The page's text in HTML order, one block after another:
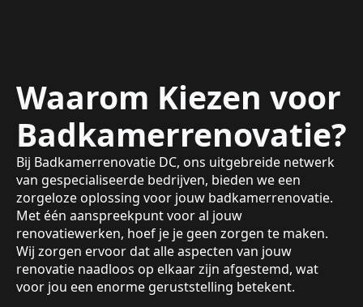
Waarom Kiezen voor
Badkamerrenovatie?
Bij Badkamerrenovatie DC, ons uitgebreide netwerk
van gespecialiseerde bedrijven, bieden we een
zorgeloze oplossing voor jouw badkamerrenovatie.
Met één aanspreekpunt voor al jouw
renovatiewerken, hoef je je geen zorgen te maken.
Wij zorgen ervoor dat alle aspecten van jouw
renovatie naadloos op elkaar zijn afgestemd, wat
voor jou een enorme geruststelling betekent.